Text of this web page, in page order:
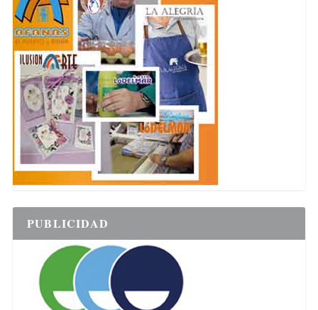
PUBLICIDAD